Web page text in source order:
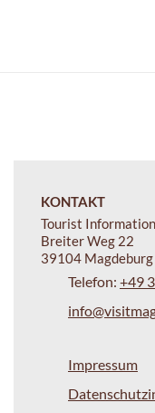
KONTAKT
Tourist
Breiter Weg 22
39104 Magdeburg
Telefon: +49
Impressum